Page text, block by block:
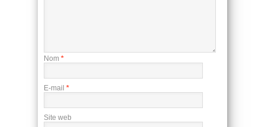
Nom *
E-mail *
Site web